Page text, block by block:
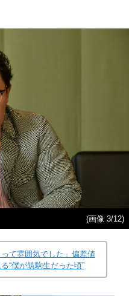
(画像 3/12)
って雰囲気でした」偏差値
“僕が筑駒生だった頃”